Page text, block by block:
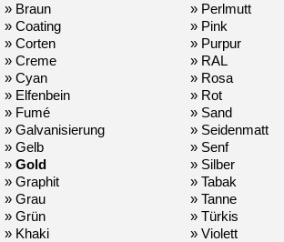
» Braun
» Coating
» Corten
» Creme
» Cyan
» Elfenbein
» Fumé
» Galvanisierung
» Gelb
» Gold
» Graphit
» Grau
» Grün
» Khaki
» Perlmutt
» Pink
» Purpur
» RAL
» Rosa
» Rot
» Sand
» Seidenmatt
» Senf
» Silber
» Tabak
» Tanne
» Türkis
» Violett